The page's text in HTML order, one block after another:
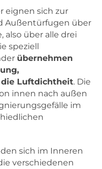
eignen sich zur
Außentürfugen über
über alle drei
speziell
übernehmen
Luftdichtheit. Die
innen nach außen
im
sich im Inneren
verschiedenen